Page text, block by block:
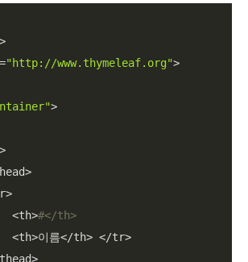
"http://www.thymeleaf.org">
>
<th>
#</th>
<th>이름</th> </tr>